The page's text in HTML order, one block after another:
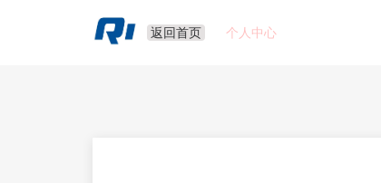
返回首页 个人中心